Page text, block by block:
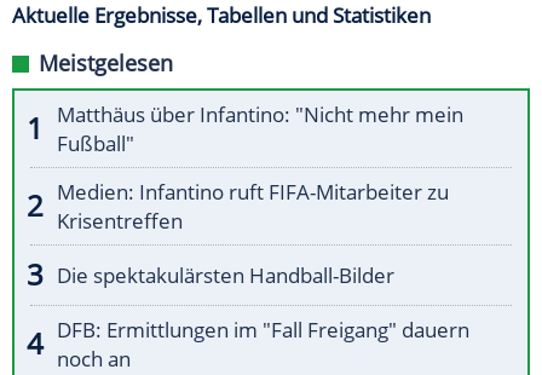
Aktuelle Ergebnisse, Tabellen und Statistiken
Meistgelesen
Matthäus über Infantino: "Nicht mehr mein
Fußball"
Medien: Infantino ruft FIFA-Mitarbeiter zu
Krisentreffen
Die spektakulärsten Handball-Bilder
DFB: Ermittlungen im "Fall Freigang" dauern
noch an